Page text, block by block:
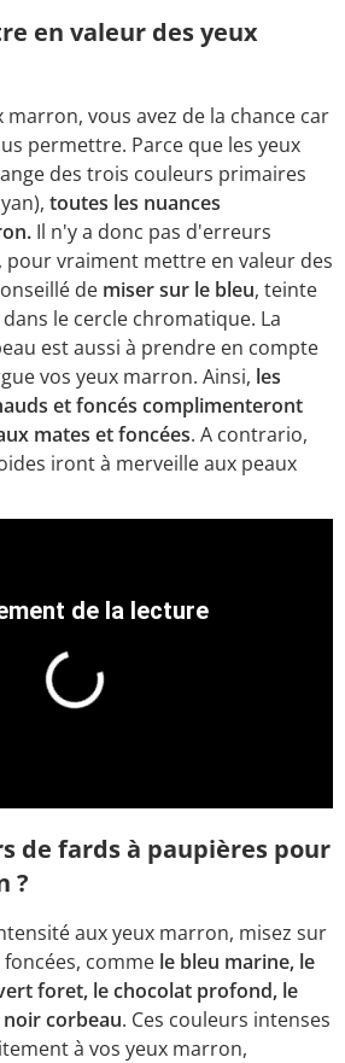
en valeur des yeux
marron, vous avez de la chance car
permettre. Parce que les yeux
des trois couleurs primaires
toutes les nuances
Il n'y a donc pas d'erreurs
pour vraiment mettre en valeur des
de miser sur le bleu, teinte
le cercle chromatique. La
est aussi à prendre en compte
vos yeux marron. Ainsi, les
et foncés complimenteront
mates et foncées. A contrario,
iront à merveille aux peaux
de fards à paupières pour
?
aux yeux marron, misez sur
comme le bleu marine, le
foret, le chocolat profond, le
corbeau. Ces couleurs intenses
à vos yeux marron,